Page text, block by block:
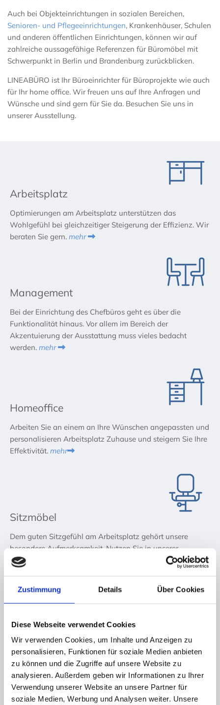
Zustimmung Details Über Cookies
Diese Webseite verwendet Cookies
Wir verwenden Cookies, um Inhalte und Anzeigen zu
personalisieren, Funktionen für soziale Medien anbieten
zu können und die Zugriffe auf unsere Website zu
analysieren. Außerdem geben wir Informationen zu Ihrer
Verwendung unserer Website an unsere Partner für
soziale Medien, Werbung und Analysen weiter. Unsere
Auch bei Objekteinrichtungen in sozialen Bereichen,
Senioren- und Pflegeeinrichtungen, Krankenhäuser, Schulen
und anderen öffentlichen Einrichtungen, können wir auf
zahlreiche aussagefähige Referenzen für Büromöbel mit
Schwerpunkt in Berlin und Brandenburg zurückblicken.
LINEABÜRO ist Ihr Büroeinrichter für Büroprojekte wie auch
für Ihr home office. Wir freuen uns auf Ihre Anfragen und
Wünsche und sind gern für Sie da. Besuchen Sie uns in
unserer Ausstellung.
Arbeitsplatz
Optimierungen am Arbeitsplatz unterstützen das
Wohlgefühl bei gleichzeitiger Steigerung der Effizienz. Wir
beraten Sie gern. mehr 
Management
Bei der Einrichtung des Chefbüros geht es über die
Funktionalität hinaus. Vor allem im Bereich der
Akzentuierung der Ausstattung muss vieles bedacht
werden. mehr 
Homeoffice
Arbeiten Sie an einem an Ihre Wünschen angepassten und
personalisieren Arbeitsplatz Zuhause und steigern Sie Ihre
Effektivität. mehr
Sitzmöbel
Dem guten Sitzgefühl am Arbeitsplatz gehört unsere
besondere Aufmerksamkeit. Nutzen Sie in unserer
Ausstellung die Möglichkeit zum Probesitzen. mehr
Trennwände
Entscheidend für ein ausgewogenes Raumklima ist neben
den Lichtwerten, die Raumtemperatur, die Luftzufuhr vor
allem der vorhandene Schallpegel.mehr